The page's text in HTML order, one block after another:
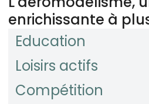
enrichissante à
Education
Loisirs actifs
Compétition